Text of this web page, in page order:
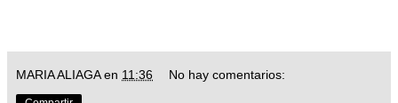
MARIA ALIAGA en 11:36 No hay comentarios: